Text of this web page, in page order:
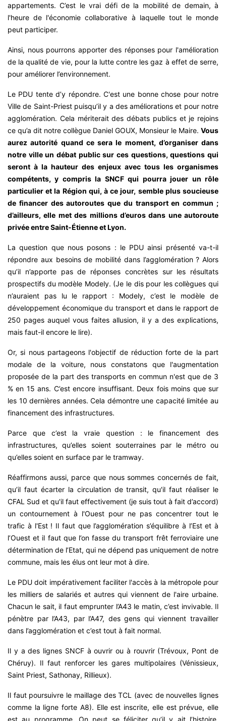
appartements. C’est le vrai défi de la mobilité de demain, à
l'heure de l'économie collaborative à laquelle tout le monde
peut participer.
Ainsi, nous pourrons apporter des réponses pour l'amélioration
de la qualité de vie, pour la lutte contre les gaz à effet de serre,
pour améliorer l’environnement.
Le PDU tente d’y répondre. C'est une bonne chose pour notre
Ville de Saint-Priest puisqu’il y a des améliorations et pour notre
agglomération. Cela mériterait des débats publics et je rejoins
ce qu’a dit notre collègue Daniel GOUX, Monsieur le Maire. Vous
aurez autorité quand ce sera le moment, d’organiser dans
notre ville un débat public sur ces questions, questions qui
seront à la hauteur des enjeux avec tous les organismes
compétents, y compris la SNCF qui pourra jouer un rôle
particulier et la Région qui, à ce jour, semble plus soucieuse
de financer des autoroutes que du transport en commun ;
d’ailleurs, elle met des millions d’euros dans une autoroute
privée entre Saint-Étienne etLyon.
La question que nous posons : le PDU ainsi présenté va-t-il
répondre aux besoins de mobilité dans l’agglomération ? Alors
qu’il n’apporte pas de réponses concrètes sur les résultats
prospectifs du modèle Modely. (Je le dis pour les collègues qui
n’auraient pas lu le rapport : Modely, c’est le modèle de
développement économique du transport et dans le rapport de
250 pages auquel vous faites allusion, il y a des explications,
mais faut-il encore le lire).
Or, si nous partageons l'objectif de réduction forte de la part
modale de la voiture, nous constatons que l'augmentation
proposée de la part des transports en commun n'est que de 3
% en 15 ans. C’est encore insuffisant. Deux fois moins que sur
les 10 dernières années. Cela démontre une capacité limitée au
financement des infrastructures.
Parce que c’est la vraie question : le financement des
infrastructures, qu’elles soient souterraines par le métro ou
qu’elles soient en surface par le tramway.
Réaffirmons aussi, parce que nous sommes concernés de fait,
qu’il faut écarter la circulation de transit, qu'il faut réaliser le
CFAL Sud et qu'il faut effectivement (je suis tout à fait d’accord)
un contournement à l'Ouest pour ne pas concentrer tout le
trafic à l'Est ! Il faut que l’agglomération s’équilibre à l’Est et à
l’Ouest et il faut que l’on fasse du transport frêt ferroviaire une
détermination de l’Etat, qui ne dépend pas uniquement de notre
commune, mais les élus ont leur mot à dire.
Le PDU doit impérativement faciliter l'accès à la métropole pour
les milliers de salariés et autres qui viennent de l'aire urbaine.
Chacun le sait, il faut emprunter l’A43 le matin, c’est invivable. Il
pénètre par l’A43, par l’A47, des gens qui viennent travailler
dans l’agglomération et c’est tout à fait normal.
Il y a des lignes SNCF à ouvrir ou à rouvrir (Trévoux, Pont de
Chéruy). Il faut renforcer les gares multipolaires (Vénissieux,
Saint Priest, Sathonay, Rillieux).
Il faut poursuivre le maillage des TCL (avec de nouvelles lignes
comme la ligne forte A8). Elle est inscrite, elle est prévue, elle
est au programme. On peut se féliciter qu’il y ait l’histoire.